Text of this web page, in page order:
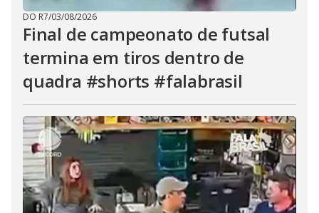
DO R7/03/08/2026
Final de campeonato de futsal
termina em tiros dentro de
quadra #shorts #falabrasil